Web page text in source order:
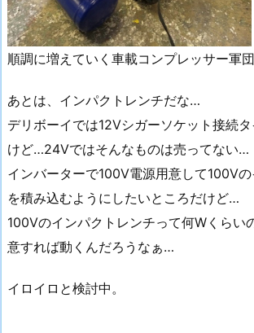
順調に増えていく車載コンプレッサー軍団
あとは、インパクトレンチだな…
デリボーイでは12Vシガーソケット接続
けど…24Vではそんなものは売ってない…
インバーターで100V電源用意して100V
を積み込むようにしたいところだけど…
100Vのインパクトレンチって何Wくらい
意すれば動くんだろうなぁ…
イロイロと検討中。